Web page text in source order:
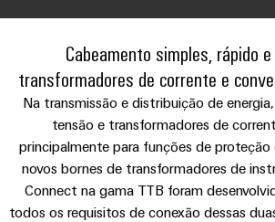
Armazenamento
de
Energia
Soluções
e
produtos
para
sistemas
de
armazenamento
de
PUSH
IN
Computação
de
ponta
u-
OS
e
componentes
de
caixas
Sistemas
e
componentes
Entrega
Consultoria
e
engenharia
digital
Consultoria
Privacidade
Promoções
e
Novidades
Promoções
DPS
Linha
Conexel
Luminárias
Linha
Conexel
VISÃO
Norte
Região
Sul
VISÃO
GERAL
Academia
Weidmüller
Recursos
Humanos
Conformidade
Proteção durante o medição
Planejamento / Instalação /
Destaques da gama TTB
Vídeo
Cabeamento simples, rápido
transformadores de corrente e
Na transmissão e distribuição de
tensão e transformadores de
principalmente para funções de proteção
novos bornes de transformadores de
Connect na gama TTB foram
todos os requisitos de conexão dessas